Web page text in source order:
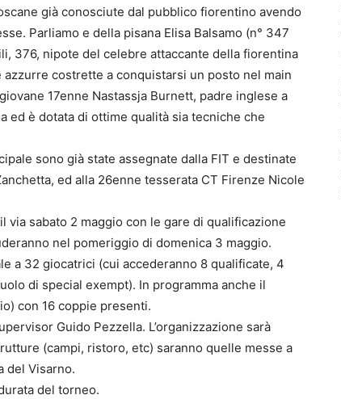
già conosciute dal pubblico fiorentino avendo
Parliamo e della pisana Elisa Balsamo (n° 347
376, nipote del celebre attaccante della fiorentina
azzurre costrette a conquistarsi un posto nel main
17enne Nastassja Burnett, padre inglese a
ed è dotata di ottime qualità sia tecniche che
sono già state assegnate dalla FIT e destinate
ed alla 26enne tesserata CT Firenze Nicole
via sabato 2 maggio con le gare di qualificazione
nel pomeriggio di domenica 3 maggio.
a 32 giocatrici (cui accederanno 8 qualificate, 4
di special exempt). In programma anche il
con 16 coppie presenti.
Guido Pezzella. L’organizzazione sarà
(campi, ristoro, etc) saranno quelle messe a
del Visarno.
del torneo.